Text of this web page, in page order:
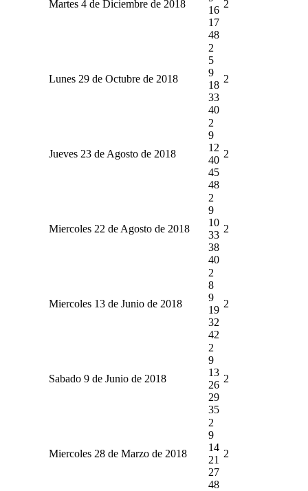
Martes 4 de Diciembre de 2018
16
17
48
2
Lunes 29 de Octubre de 2018
2
5
9
18
33
40
2
Jueves 23 de Agosto de 2018
2
9
12
40
45
48
2
Miercoles 22 de Agosto de 2018
2
9
10
33
38
40
2
Miercoles 13 de Junio de 2018
2
8
9
19
32
42
2
Sabado 9 de Junio de 2018
2
9
13
26
29
35
2
Miercoles 28 de Marzo de 2018
2
9
14
21
27
48
2